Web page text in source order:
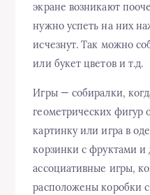
экране возникают
нужно успеть на них
исчезнут. Так можно
или букет цветов и т.д.
Игры — собиралки,
геометрических фигур
картинку или игра в
корзинки с фруктами
ассоциативные игры,
расположены коробки